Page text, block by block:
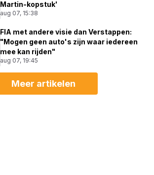
Martin-kopstuk'
aug 07, 15:38
FIA met andere visie dan Verstappen:
"Mogen geen auto's zijn waar iedereen
mee kan rijden"
aug 07, 19:45
Meer artikelen